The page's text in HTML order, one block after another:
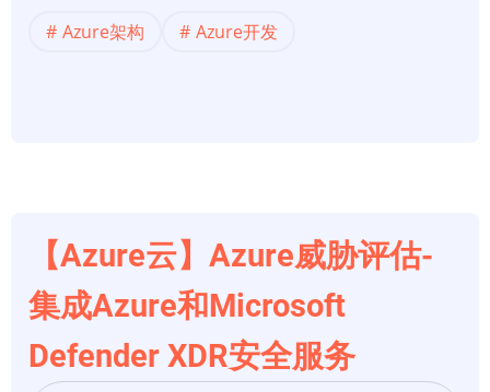
Azure
用
序
置
Azure架构 Azure开发
【Azure云】Azure威胁评估-
集成Azure和Microsoft
Defender XDR安全服务